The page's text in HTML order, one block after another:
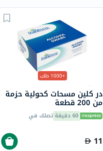
+1000 طلب
در كلين مسحات كحولية حزمة
من 200 قطعة
60 دقيقة تصلك في
11